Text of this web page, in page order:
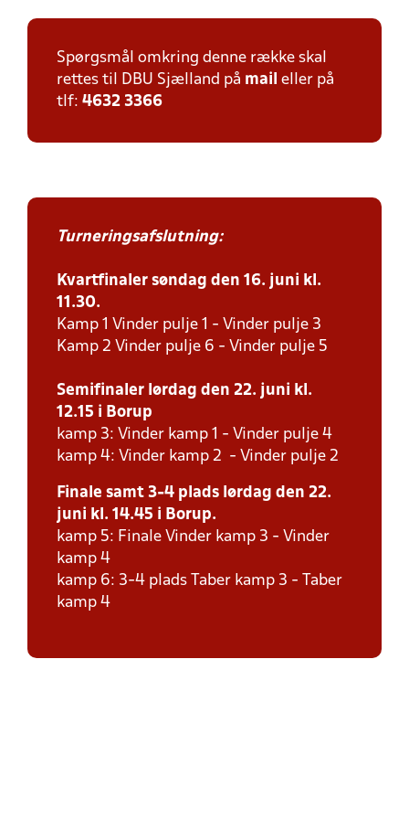
Spørgsmål omkring denne række skal
rettes til DBU Sjælland på mail eller på
tlf: 4632 3366
Turneringsafslutning:
Kvartfinaler søndag den 16. juni kl.
11.30.
Kamp 1 Vinder pulje 1 - Vinder pulje 3
Kamp 2 Vinder pulje 6 - Vinder pulje 5
Semifinaler lørdag den 22. juni kl.
12.15 i Borup
kamp 3: Vinder kamp 1 - Vinder pulje 4
kamp 4: Vinder kamp 2 - Vinder pulje 2
Finale samt 3-4 plads lørdag den 22.
juni kl. 14.45 i Borup.
kamp 5: Finale Vinder kamp 3 - Vinder
kamp 4
kamp 6: 3-4 plads Taber kamp 3 - Taber
kamp 4